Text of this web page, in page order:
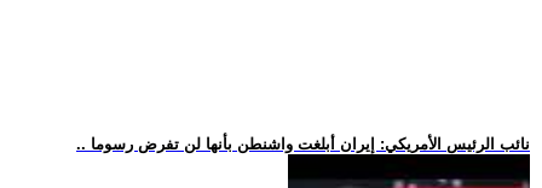
.. نائب الرئيس الأمريكي: إيران أبلغت واشنطن بأنها لن تفرض رسوما